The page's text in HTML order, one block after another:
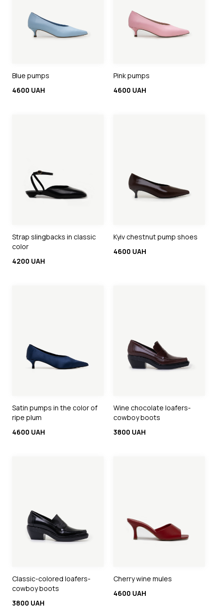
Blue pumps
4600 UAH
Pink pumps
4600 UAH
Strap slingbacks in classic
color
4200 UAH
Kyiv chestnut pump shoes
4600 UAH
Satin pumps in the color of
ripe plum
4600 UAH
Wine chocolate loafers-
cowboy boots
3800 UAH
Classic-colored loafers-
cowboy boots
3800 UAH
Cherry wine mules
4600 UAH